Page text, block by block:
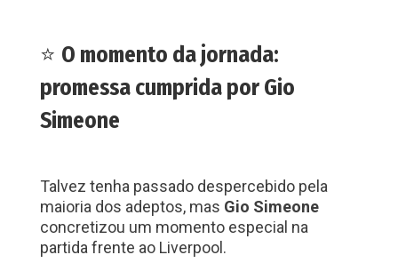
⭐ O momento da jornada:
promessa cumprida por Gio
Simeone
Talvez tenha passado despercebido pela
maioria dos adeptos, mas Gio Simeone
concretizou um momento especial na
partida frente ao Liverpool.